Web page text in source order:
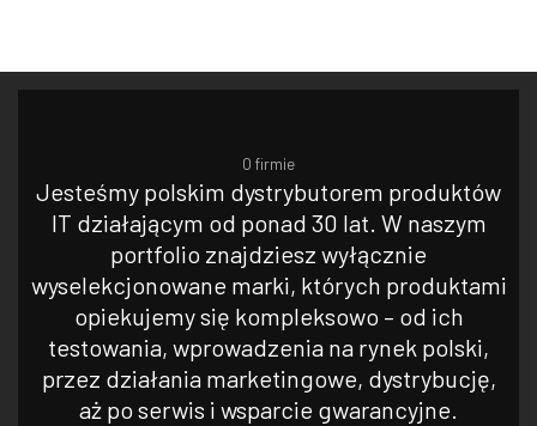
O firmie
Jesteśmy polskim dystrybutorem produktów
IT działającym od ponad 30 lat. W naszym
portfolio znajdziesz wyłącznie
wyselekcjonowane marki, których produktami
opiekujemy się kompleksowo – od ich
testowania, wprowadzenia na rynek polski,
przez działania marketingowe, dystrybucję,
aż po serwis i wsparcie gwarancyjne.